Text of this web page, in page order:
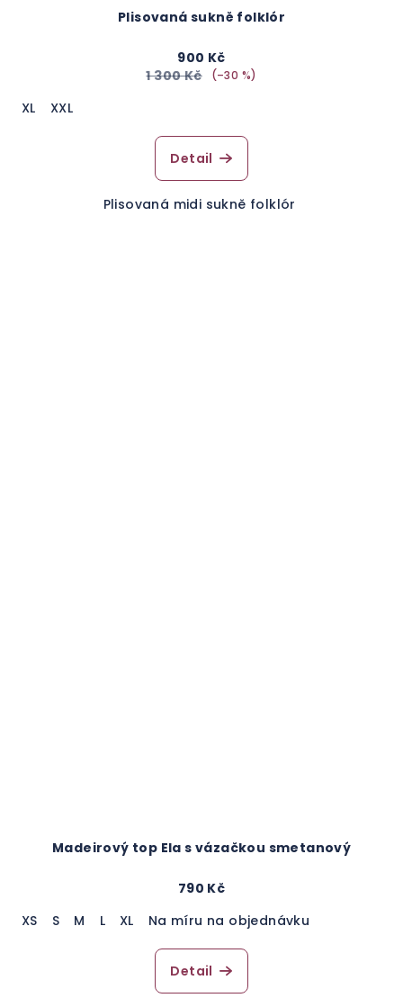
Plisovaná sukně folklór
900 Kč
1 300 Kč
(–30 %)
XL XXL
Detail
Plisovaná midi sukně folklór
Madeirový top Ela s vázačkou smetanový
790 Kč
XS
S M L XL Na míru na objednávku
Detail